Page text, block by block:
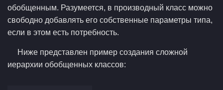
обобщенным. Разумеется, в производный класс можно
свободно добавлять его собственные параметры типа,
если в этом есть потребность.
Ниже представлен пример создания сложной
иерархии обобщенных классов: